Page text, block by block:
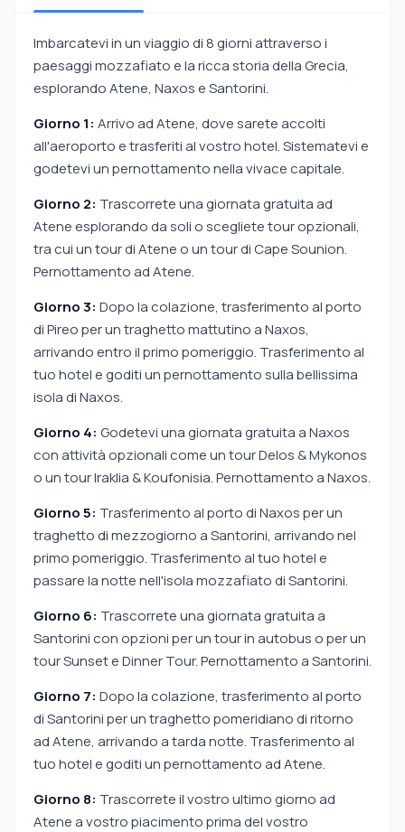
Imbarcatevi in un viaggio di 8 giorni attraverso i
paesaggi mozzafiato e la ricca storia della Grecia,
esplorando Atene, Naxos e Santorini.
Giorno 1: Arrivo ad Atene, dove sarete accolti
all'aeroporto e trasferiti al vostro hotel. Sistematevi e
godetevi un pernottamento nella vivace capitale.
Giorno 2: Trascorrete una giornata gratuita ad
Atene esplorando da soli o scegliete tour opzionali,
tra cui un tour di Atene o un tour di Cape Sounion.
Pernottamento ad Atene.
Giorno 3: Dopo la colazione, trasferimento al porto
di Pireo per un traghetto mattutino a Naxos,
arrivando entro il primo pomeriggio. Trasferimento al
tuo hotel e goditi un pernottamento sulla bellissima
isola di Naxos.
Giorno 4: Godetevi una giornata gratuita a Naxos
con attività opzionali come un tour Delos & Mykonos
o un tour Iraklia & Koufonisia. Pernottamento a Naxos.
Giorno 5: Trasferimento al porto di Naxos per un
traghetto di mezzogiorno a Santorini, arrivando nel
primo pomeriggio. Trasferimento al tuo hotel e
passare la notte nell'isola mozzafiato di Santorini.
Giorno 6: Trascorrete una giornata gratuita a
Santorini con opzioni per un tour in autobus o per un
tour Sunset e Dinner Tour. Pernottamento a Santorini.
Giorno 7: Dopo la colazione, trasferimento al porto
di Santorini per un traghetto pomeridiano di ritorno
ad Atene, arrivando a tarda notte. Trasferimento al
tuo hotel e goditi un pernottamento ad Atene.
Giorno 8: Trascorrete il vostro ultimo giorno ad
Atene a vostro piacimento prima del vostro